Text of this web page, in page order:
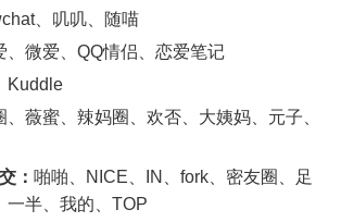
、叽叽、随喵
、微爱、QQ情侣、恋爱笔记
Kuddle
、薇蜜、辣妈圈、欢否、大姨妈、元子、
： 啪啪、NICE、IN、fork、密友圈、足
一半、我的、TOP